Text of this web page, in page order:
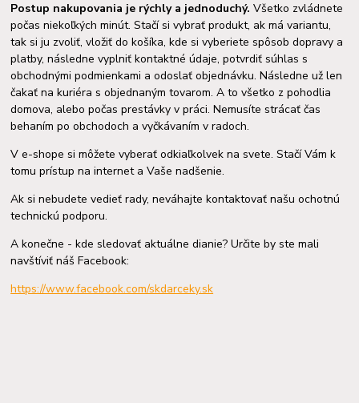
Postup nakupovania je rýchly a jednoduchý. Všetko zvládnete
počas niekoľkých minút. Stačí si vybrať produkt, ak má variantu,
tak si ju zvoliť, vložiť do košíka, kde si vyberiete spôsob dopravy a
platby, následne vyplniť kontaktné údaje, potvrdiť súhlas s
obchodnými podmienkami a odoslať objednávku. Následne už len
čakať na kuriéra s objednaným tovarom. A to všetko z pohodlia
domova, alebo počas prestávky v práci. Nemusíte strácať čas
behaním po obchodoch a vyčkávaním v radoch.
V e-shope si môžete vyberať odkiaľkolvek na svete. Stačí Vám k
tomu prístup na internet a Vaše nadšenie.
Ak si nebudete vedieť rady, neváhajte kontaktovať našu ochotnú
technickú podporu.
A konečne - kde sledovať aktuálne dianie? Určite by ste mali
navštíviť náš Facebook:
https://www.facebook.com/skdarceky.sk